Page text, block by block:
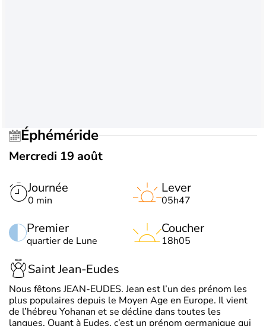
Éphéméride
Mercredi 19 août
Journée
0 min
Premier
quartier de Lune
Lever
05h47
Coucher
18h05
Saint Jean-Eudes
Nous fêtons JEAN-EUDES. Jean est l’un des prénom les
plus populaires depuis le Moyen Age en Europe. Il vient
de l’hébreu Yohanan et se décline dans toutes les
langues. Quant à Eudes, c’est un prénom germanique qui